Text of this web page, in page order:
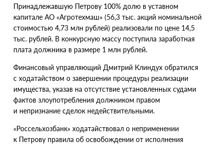
Принадлежавшую Петрову 100% долю в уставном
капитале АО «Агротехмаш» (56,3 тыс. акций номинальной
стоимостью 4,73 млн рублей) реализовали по цене 14,5
тыс. рублей. В конкурсную массу поступила заработная
плата должника в размере 1 млн рублей.
Финансовый управляющий Дмитрий Клиндух обратился
с ходатайством о завершении процедуры реализации
имущества, указав на отсутствие установленных судами
фактов злоупотребления должником правом
и непризнание сделок недействительными.
«Россельхозбанк» ходатайствовал о неприменении
к Петрову правила об освобождении от исполнения